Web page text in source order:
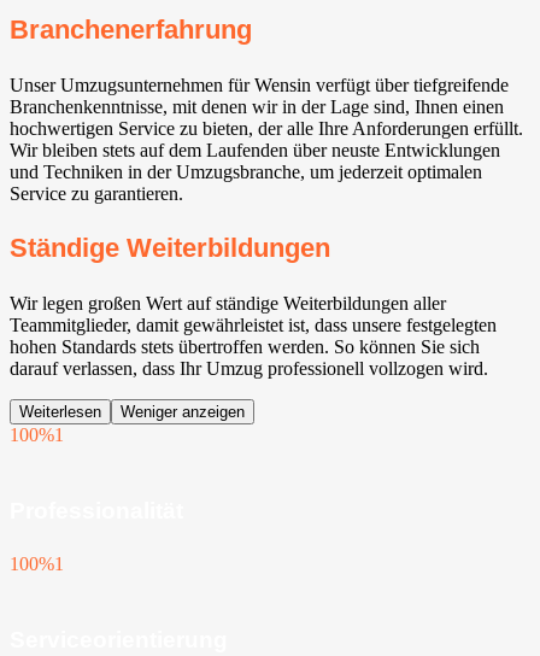
Branchenerfahrung
Unser Umzugsunternehmen für Wensin verfügt über tiefgreifende
Branchenkenntnisse, mit denen wir in der Lage sind, Ihnen einen
hochwertigen Service zu bieten, der alle Ihre Anforderungen erfüllt.
Wir bleiben stets auf dem Laufenden über neuste Entwicklungen
und Techniken in der Umzugsbranche, um jederzeit optimalen
Service zu garantieren.
Ständige Weiterbildungen
Wir legen großen Wert auf ständige Weiterbildungen aller
Teammitglieder, damit gewährleistet ist, dass unsere festgelegten
hohen Standards stets übertroffen werden. So können Sie sich
darauf verlassen, dass Ihr Umzug professionell vollzogen wird.
Weiterlesen Weniger anzeigen
100%1
100%1